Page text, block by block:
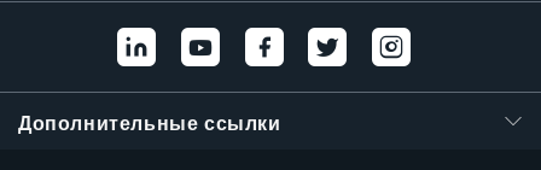
Дополнительные ссылки